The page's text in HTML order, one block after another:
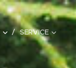
SERVICE